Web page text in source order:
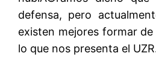
defensa, pero
existen mejores formar de
lo que nos presenta el